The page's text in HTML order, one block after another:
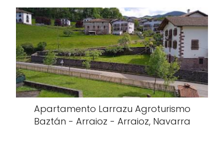
Apartamento Larrazu Agroturismo
Baztán - Arraioz - Arraioz, Navarra